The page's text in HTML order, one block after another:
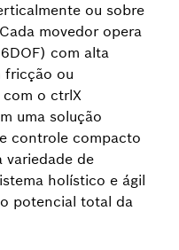
ou sobre
movedor opera
com alta
fricção ou
o ctrlX
uma solução
controle compacto
variedade de
holístico e ágil
potencial total da